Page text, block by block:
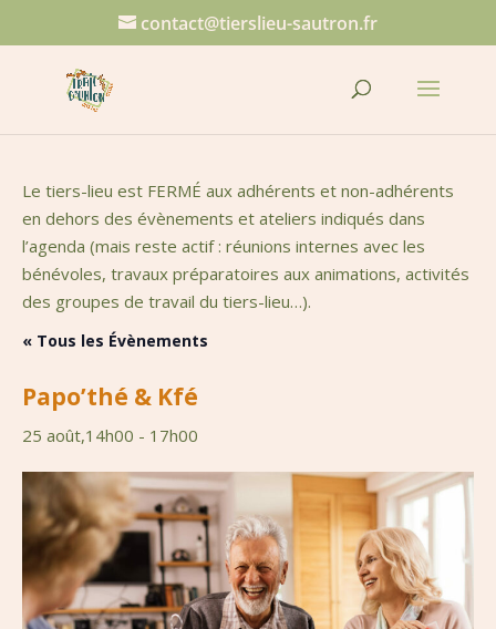
contact@tierslieu-sautron.fr
Le tiers-lieu est FERMÉ aux adhérents et non-adhérents
en dehors des évènements et ateliers indiqués dans
l’agenda (mais reste actif : réunions internes avec les
bénévoles, travaux préparatoires aux animations, activités
des groupes de travail du tiers-lieu…).
« Tous les Évènements
Papo’thé & Kfé
25 août,14h00 - 17h00